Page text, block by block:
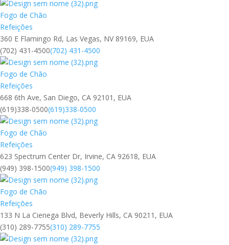
Fogo de Chão
Refeições
360 E Flamingo Rd, Las Vegas, NV 89169, EUA
(702) 431-4500(702) 431-4500
Fogo de Chão
Refeições
668 6th Ave, San Diego, CA 92101, EUA
(619)338-0500(619)338-0500
Fogo de Chão
Refeições
623 Spectrum Center Dr, Irvine, CA 92618, EUA
(949) 398-1500(949) 398-1500
Fogo de Chão
Refeições
133 N La Cienega Blvd, Beverly Hills, CA 90211, EUA
(310) 289-7755(310) 289-7755